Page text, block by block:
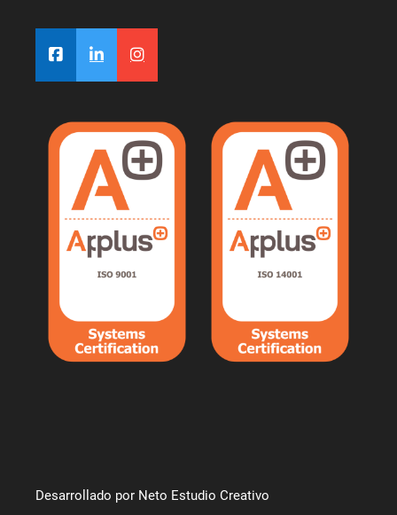
Desarrollado por Neto Estudio Creativo